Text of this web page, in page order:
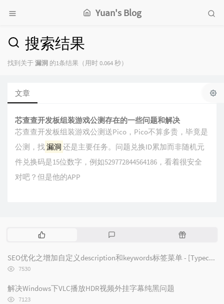
Yuan's Blog
搜索结果
找到关于漏洞 的1条结果（用时 0.064 秒）
文章
芯查查开发板组装游戏公测存在的一些问题和解决
芯查查开发板组装游戏公测送Pico，Pico不算多贵，毕竟是
公测，找漏洞 还是主要任务。问题兑换ID累加而非随机元
件兑换码是15位数字，例如529772844564186，看着很安全
对吧？但是他的APP
热
文
评
随
文
SEO优化之增加自定义description和keywords标签菜单 - [Typecho/Handsome]
浏
次
数:
7530
解决Windows下VLC播放HDR视频外挂字幕纯黑问题
浏
7123